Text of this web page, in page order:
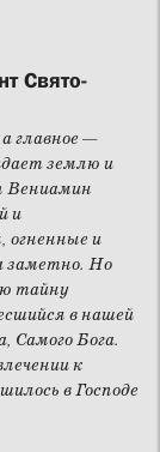
Свято-
главное —
землю и
Вениамин
и
огненные и
заметно. Но
тайну
в нашей
Самого Бога.
к
в Господе